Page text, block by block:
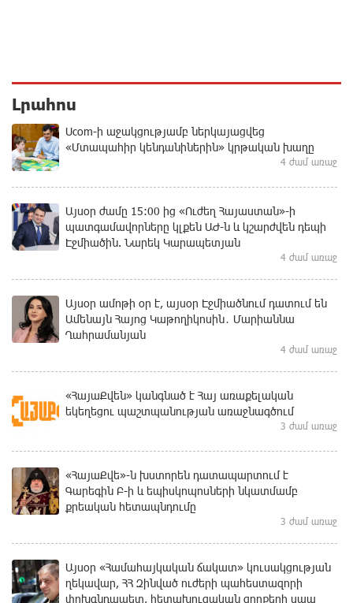
Լրահոս
Ucom-ի աջակցությամբ ներկայացվեց
«Մտապահիր կենդանիներին» կրթական խաղը
4 ժամ առաջ
Այսօր ժամը 15:00 ից «Ուժեղ Հայաստան»-ի
պատգամավորները կլքեն ԱԺ-ն և կշարժվեն դեպի
Էջմիածին. Նարեկ Կարապետյան
4 ժամ առաջ
Այսօր ամոթի օր է, այսօր Էջմիածնում դատում են
Ամենայն Հայոց Կաթողիկոսին․ Մարիաննա
Ղահրամանյան
4 ժամ առաջ
«ՀայաՔվեն» կանգնած է Հայ առաքելական
եկեղեցու պաշտպանության առաջնագծում
3 ժամ առաջ
«ՀայաՔվե»-ն խստորեն դատապարտում է
Գարեգին Բ-ի և եպիսկոպոսների նկատմամբ
քրեական հետապնդումը
3 ժամ առաջ
Այսօր «Համահայկական ճակատ» կուսակցության
ղեկավար, ՀՀ Զինված ուժերի պահեստազորի
փոխգնդապետ, հետախուզական զորքերի սպա